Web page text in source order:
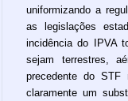
uniformizando a
as legislações
incidência do IPVA
sejam terrestres,
precedente do
claramente um